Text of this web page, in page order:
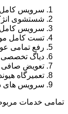
سرویس کامل
شستشوی
سرویس کامل
تست کامل
رفع تمامی
دیاگ تخصصی
تعویض صافی
تعمیرگاه
سرویس های
تمامی خدمات